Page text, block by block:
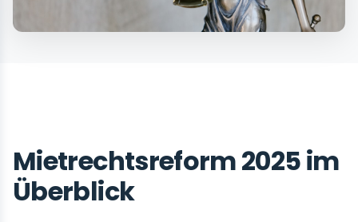
Mietrechtsreform 2025 im
Überblick